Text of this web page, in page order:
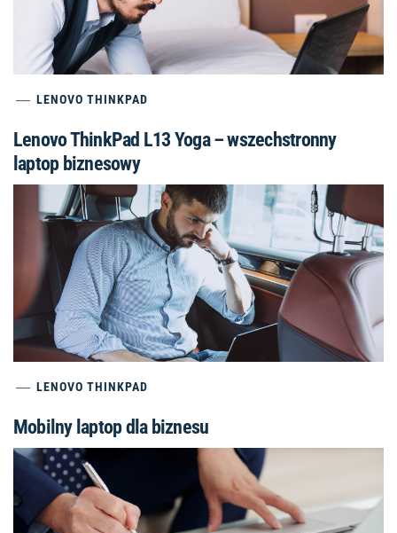
LENOVO THINKPAD
Lenovo ThinkPad L13 Yoga – wszechstronny
laptop biznesowy
LENOVO THINKPAD
Mobilny laptop dla biznesu